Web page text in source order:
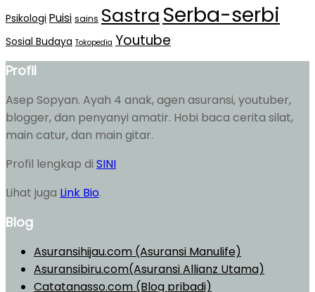
Psikologi Puisi sains SastraSerba-serbi
Sosial Budaya Tokopedia Youtube
Profil
Asep Sopyan. Ayah 4 anak, agen asuransi, youtuber,
blogger, dan penyanyi amatir. Hobi baca cerita silat,
main catur, dan main gitar.
Profil lengkap di SINI
Lihat juga Link Bio.
Blog
Asuransihijau.com (Asuransi Manulife)
Asuransibiru.com(Asuransi Allianz Utama)
Catatanasso.com (Blog pribadi)